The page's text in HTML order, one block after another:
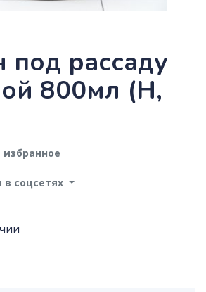
под рассаду
800мл (Н,
в соцсетях